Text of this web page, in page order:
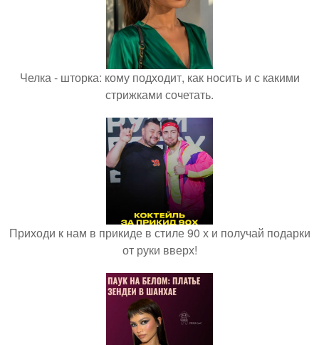
Челка - шторка: кому подходит, как носить и с какими
стрижками сочетать.
Приходи к нам в прикиде в стиле 90 х и получай подарки
от руки вверх!